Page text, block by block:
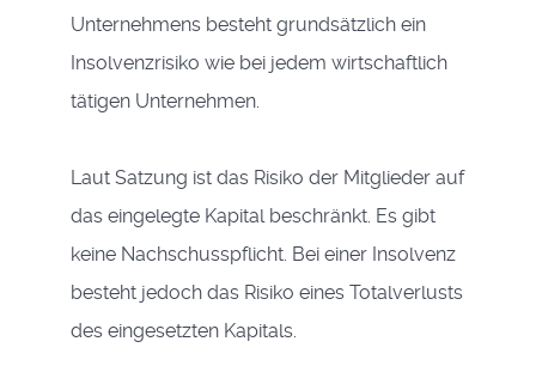
Unternehmens besteht grundsätzlich ein
Insolvenzrisiko wie bei jedem wirtschaftlich
tätigen Unternehmen.
Laut Satzung ist das Risiko der Mitglieder auf
das eingelegte Kapital beschränkt. Es gibt
keine Nachschusspflicht. Bei einer Insolvenz
besteht jedoch das Risiko eines Totalverlusts
des eingesetzten Kapitals.